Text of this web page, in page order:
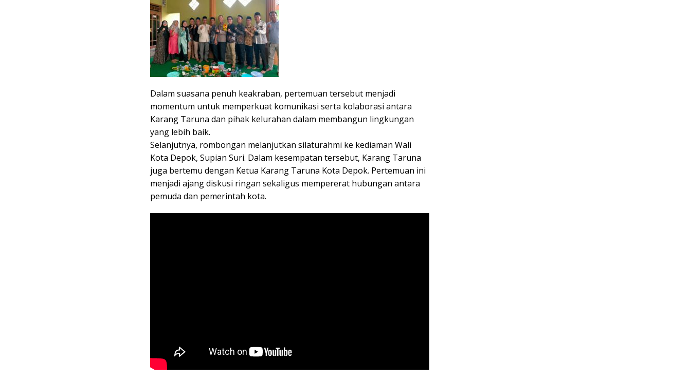
Dalam suasana penuh keakraban, pertemuan tersebut menjadi
momentum untuk memperkuat komunikasi serta kolaborasi antara
Karang Taruna dan pihak kelurahan dalam membangun lingkungan
yang lebih baik.
Selanjutnya, rombongan melanjutkan silaturahmi ke kediaman Wali
Kota Depok, Supian Suri. Dalam kesempatan tersebut, Karang Taruna
juga bertemu dengan Ketua Karang Taruna Kota Depok. Pertemuan ini
menjadi ajang diskusi ringan sekaligus mempererat hubungan antara
pemuda dan pemerintah kota.